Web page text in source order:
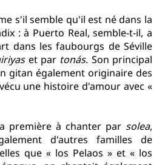
s'il semble qu'il est né dans la
: à Puerto Real, semble-t-il, a
dans les faubourgs de Séville
et par tonás. Son principal
gitan également originaire des
une histoire d'amour avec «
première à chanter par solea,
d'autres familles de
que « los Pelaos » et « los